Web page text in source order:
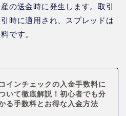
の送金時に発生します。取引
時に適用され、スプレッドは
です。
コインチェックの入金手数料に
いて徹底解説！初心者でも分
る手数料とお得な入金方法